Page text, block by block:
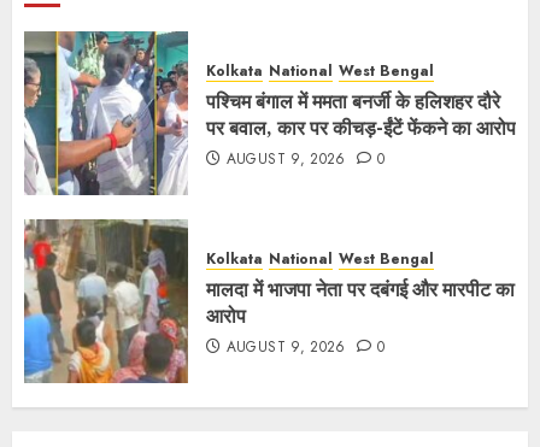
Kolkata National West Bengal
पश्चिम बंगाल में ममता बनर्जी के हलिशहर दौरे
पर बवाल, कार पर कीचड़-ईंटें फेंकने का आरोप
AUGUST 9, 2026 0
Kolkata National West Bengal
मालदा में भाजपा नेता पर दबंगई और मारपीट का
आरोप
AUGUST 9, 2026 0